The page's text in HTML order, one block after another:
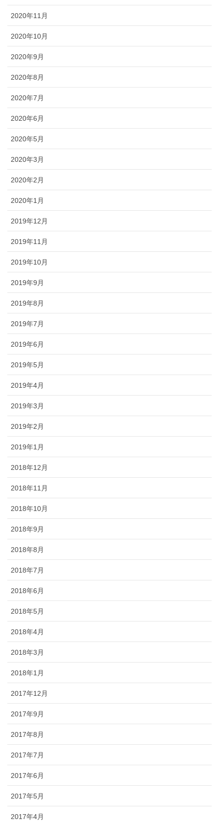
2020年11月
2020年10月
2020年9月
2020年8月
2020年7月
2020年6月
2020年5月
2020年3月
2020年2月
2020年1月
2019年12月
2019年11月
2019年10月
2019年9月
2019年8月
2019年7月
2019年6月
2019年5月
2019年4月
2019年3月
2019年2月
2019年1月
2018年12月
2018年11月
2018年10月
2018年9月
2018年8月
2018年7月
2018年6月
2018年5月
2018年4月
2018年3月
2018年1月
2017年12月
2017年9月
2017年8月
2017年7月
2017年6月
2017年5月
2017年4月